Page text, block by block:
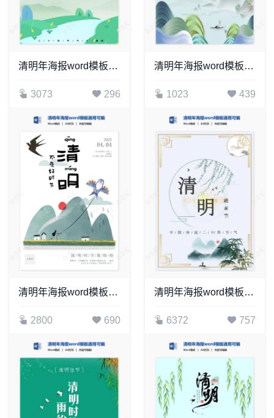
清明年海报word模板通用可编辑(50)
3073 296
清明年海报word模板通用可编辑(45)
1023 439
清明年海报word模板通用可编辑(29)
2800 690
清明年海报word模板通用可编辑(51)
6372 757